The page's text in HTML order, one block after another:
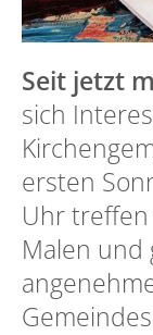
Seit jetzt
sich
ersten
Uhr
Malen und